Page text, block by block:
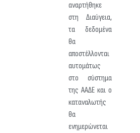
αναρτήθηκε
στη Διαύγεια,
τα δεδομένα
θα
αποστέλλονται
αυτομάτως
στο σύστημα
της ΑΑΔΕ και ο
καταναλωτής
θα
ενημερώνεται